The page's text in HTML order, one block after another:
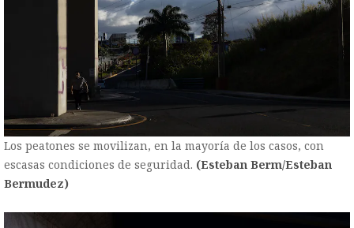
Los peatones se movilizan, en la mayoría de los casos, con
escasas condiciones de seguridad. (Esteban Berm/Esteban
Bermudez)